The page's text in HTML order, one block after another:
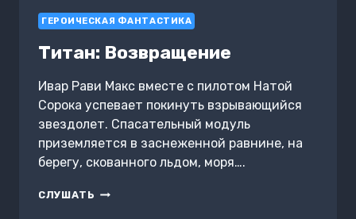
ГЕРОИЧЕСКАЯ ФАНТАСТИКА
Титан: Возвращение
Ивар Рави Макс вместе с пилотом Натой
Сорока успевает покинуть взрывающийся
звездолет. Спасательный модуль
приземляется в заснеженной равнине, на
берегу, скованного льдом, моря….
СЛУШАТЬ ТИТАН: